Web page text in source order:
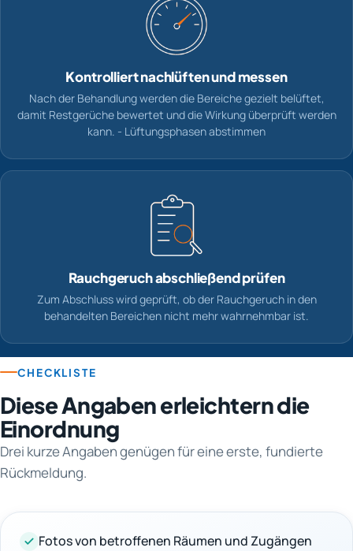
Kontrolliert nachlüften und messen
Nach der Behandlung werden die Bereiche gezielt belüftet,
damit Restgerüche bewertet und die Wirkung überprüft werden
kann. - Lüftungsphasen abstimmen
Rauchgeruch abschließend prüfen
Zum Abschluss wird geprüft, ob der Rauchgeruch in den
behandelten Bereichen nicht mehr wahrnehmbar ist.
CHECKLISTE
Diese Angaben erleichtern die
Einordnung
Drei kurze Angaben genügen für eine erste, fundierte
Rückmeldung.
Fotos von betroffenen Räumen und Zugängen